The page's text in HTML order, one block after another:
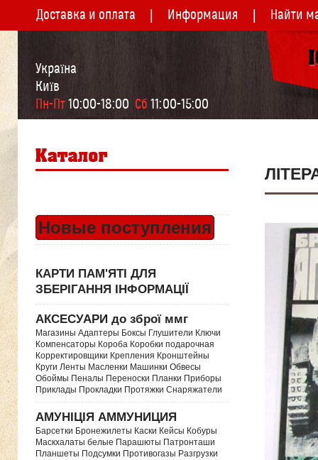
Доставка и оплата Информация Найти
Україна
Київ
Пн-Пт 10:00-18:00 Сб 11:00-15:00
Новые поступления
КАРТИ ПАМ'ЯТІ ДЛЯ
ЗБЕРІГАННЯ ІНФОРМАЦІЇ
АКСЕСУАРИ до зброї ммг
Магазины Адаптеры Боксы Глушители Ключи
Компенсаторы Короба Коробки подарочная
Корректировщики Крепления Кронштейны
Круги Ленты Масленки Машинки Обвесы
Обоймы Пеналы Переноски Планки Приборы
Приклады Прокладки Протяжки Снаряжатели
АМУНІЦІЯ АММУНИЦИЯ
Барсетки Бронежилеты Каски Кейсы Кобуры
Маскхалаты белые Парашюты Патронташи
Планшеты Подсумки Противогазы Разгрузки